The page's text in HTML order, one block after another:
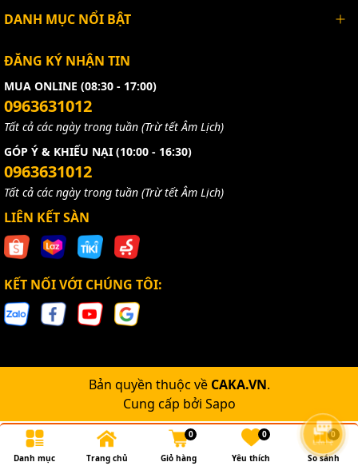
DANH MỤC NỔI BẬT
ĐĂNG KÝ NHẬN TIN
MUA ONLINE (08:30 - 17:00)
0963631012
Tất cả các ngày trong tuần (Trừ tết Âm Lịch)
GÓP Ý & KHIẾU NẠI (10:00 - 16:30)
0963631012
Tất cả các ngày trong tuần (Trừ tết Âm Lịch)
LIÊN KẾT SÀN
KẾT NỐI VỚI CHÚNG TÔI:
Bản quyền thuộc về CAKA.VN.
Cung cấp bởi Sapo
Danh mục Trang chủ Giỏ hàng
0
Yêu thích
0
So sánh
0